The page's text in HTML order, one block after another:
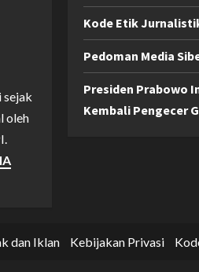
sejak
oleh
Kode Etik
Pedoman Media
Presiden Prabowo
Kembali Pengecer
dan Iklan Kebijakan Privasi